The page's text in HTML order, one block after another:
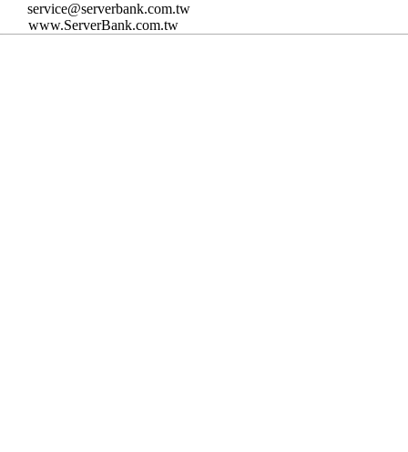
service@serverbank.com.tw
www.ServerBank.com.tw